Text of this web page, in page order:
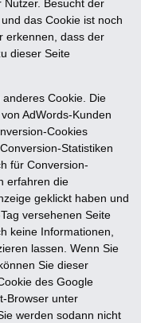
Besucht der
das Cookie ist noch
erkennen, dass der
dieser Seite
Cookie. Die
AdWords-Kunden
Cookies
Statistiken
für Conversion-
erfahren die
geklickt haben und
versehenen Seite
keine Informationen,
lassen. Wenn Sie
Sie dieser
des Google
Browser unter
werden sodann nicht